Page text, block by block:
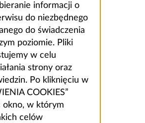
informacji o
do niezbędnego
do świadczenia
poziomie. Pliki
w celu
strony oraz
Po kliknięciu w
COOKIES”
okno, w którym
celów